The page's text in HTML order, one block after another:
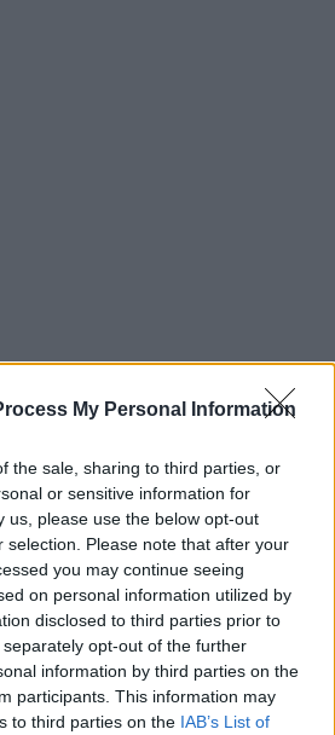
My Personal Information
the sale, sharing to third parties, or
or sensitive information for
us, please use the below opt-out
selection. Please note that after your
you may continue seeing
on personal information utilized by
disclosed to third parties prior to
opt-out of the further
information by third parties on the
participants. This information may
to third parties on the IAB’s List of